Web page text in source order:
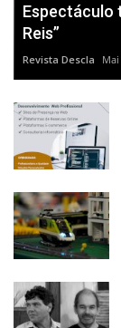
Espectáculo
Reis”
Revista Descla Mai